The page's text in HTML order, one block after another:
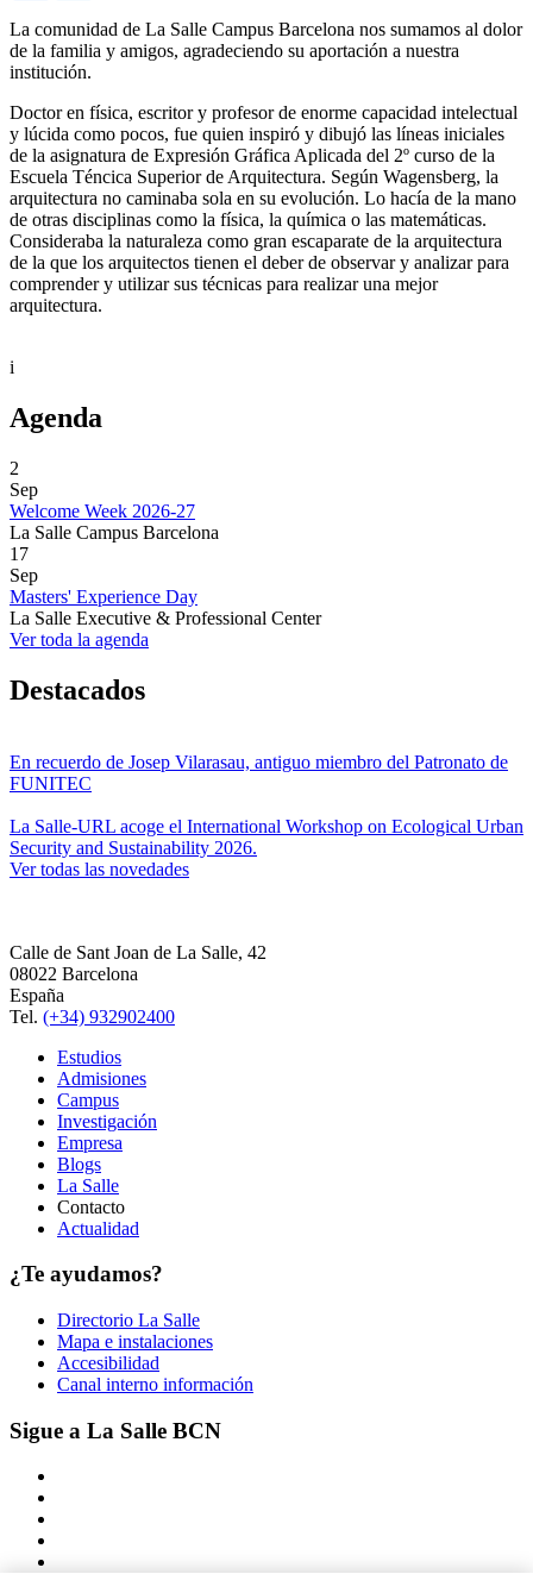
La comunidad de La Salle Campus Barcelona nos sumamos al dolor
de la familia y amigos, agradeciendo su aportación a nuestra
institución.
Doctor en física, escritor y profesor de enorme capacidad intelectual
y lúcida como pocos, fue quien inspiró y dibujó las líneas iniciales
de la asignatura de Expresión Gráfica Aplicada del 2º curso de la
Escuela Téncica Superior de Arquitectura. Según Wagensberg, la
arquitectura no caminaba sola en su evolución. Lo hacía de la mano
de otras disciplinas como la física, la química o las matemáticas.
Consideraba la naturaleza como gran escaparate de la arquitectura
de la que los arquitectos tienen el deber de observar y analizar para
comprender y utilizar sus técnicas para realizar una mejor
arquitectura.
i
Agenda
2
Sep
Welcome Week 2026-27
La Salle Campus Barcelona
17
Sep
Masters' Experience Day
La Salle Executive & Professional Center
Ver toda la agenda
Destacados
En recuerdo de Josep Vilarasau, antiguo miembro del Patronato de
FUNITEC
La Salle-URL acoge el International Workshop on Ecological Urban
Security and Sustainability 2026.
Ver todas las novedades
Calle de Sant Joan de La Salle, 42
08022 Barcelona
España
Tel. (+34) 932902400
Estudios
Admisiones
Campus
Investigación
Empresa
Blogs
La Salle
Contacto
Actualidad
¿Te ayudamos?
Directorio La Salle
Mapa e instalaciones
Accesibilidad
Canal interno información
Sigue a La Salle BCN